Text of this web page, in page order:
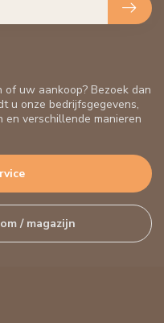
uw aankoop? Bezoek dan
u onze bedrijfsgegevens,
verschillende manieren
/ magazijn